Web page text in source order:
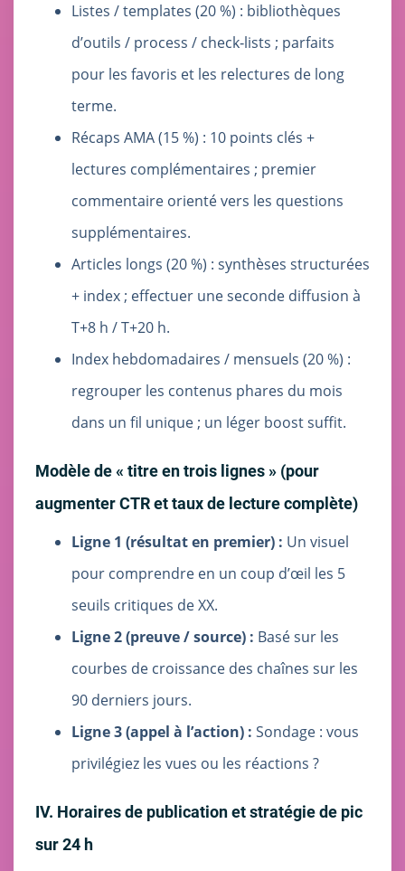
Listes / templates (20 %) : bibliothèques
d’outils / process / check‑lists ; parfaits
pour les favoris et les relectures de long
terme.
Récaps AMA (15 %) : 10 points clés +
lectures complémentaires ; premier
commentaire orienté vers les questions
supplémentaires.
Articles longs (20 %) : synthèses structurées
+ index ; effectuer une seconde diffusion à
T+8 h / T+20 h.
Index hebdomadaires / mensuels (20 %) :
regrouper les contenus phares du mois
dans un fil unique ; un léger boost suffit.
Modèle de « titre en trois lignes » (pour
augmenter CTR et taux de lecture complète)
Ligne 1 (résultat en premier) : Un visuel
pour comprendre en un coup d’œil les 5
seuils critiques de XX.
Ligne 2 (preuve / source) : Basé sur les
courbes de croissance des chaînes sur les
90 derniers jours.
Ligne 3 (appel à l’action) : Sondage : vous
privilégiez les vues ou les réactions ?
IV. Horaires de publication et stratégie de pic
sur 24 h